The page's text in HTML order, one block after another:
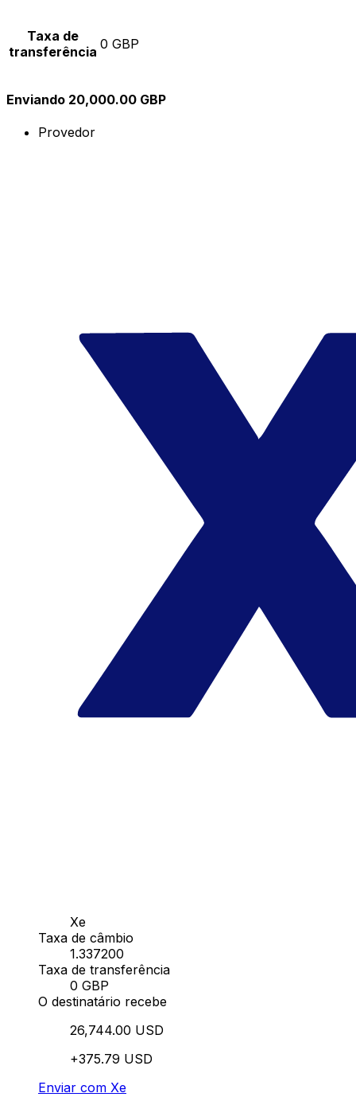
Taxa de
transferência 0 GBP
Enviando 20,000.00 GBP
Provedor
Xe
Taxa de câmbio
1.337200
Taxa de transferência
0 GBP
O destinatário recebe
26,744.00 USD
+375.79 USD
Enviar com Xe